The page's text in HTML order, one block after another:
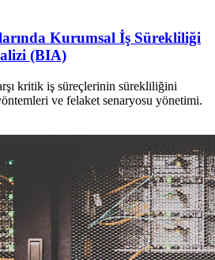
Kurumsal İş Sürekliliği
(BIA)
kritik iş süreçlerinin sürekliliğini
ve felaket senaryosu yönetimi.